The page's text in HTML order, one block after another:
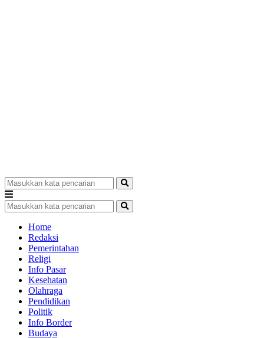
Home
Redaksi
Pemerintahan
Religi
Info Pasar
Kesehatan
Olahraga
Pendidikan
Politik
Info Border
Budaya